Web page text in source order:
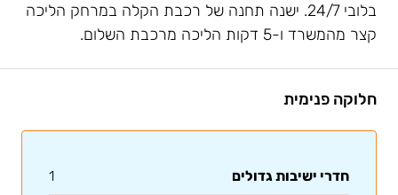
בלובי 24/7. ישנה תחנה של רכבת הקלה במרחק הליכה
קצר מהמשרד ו-5 דקות הליכה מרכבת השלום.
חלוקה פנימית
חדרי ישיבות גדולים 1